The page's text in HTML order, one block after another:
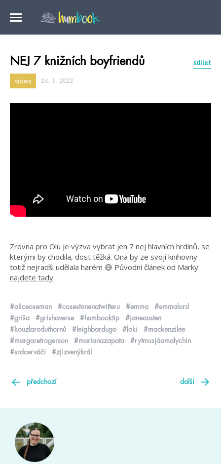
NEJ 7 knižních boyfriendů sdílet
videa 24. 1. 2022
Zrovna pro Olu je výzva vybrat jen 7 nej hlavních hrdinů, se
kterými by chodila, dost těžká. Ona by ze svojí knihovny
totiž nejradši udělala harém 😅 Původní článek od Marky
najdete tady.
#aliceoseman #cosestanenatwitteru #emma
#emmalord
#griša
#grishaverse #humbooktip
#janeausten
#kouzlaroduthornů
#leighbardugo #loki
#mackenzilee
#margaretrogerson
#marianazapata
#rytmusjáamalychin
#srdcerváči
#zjizvenýkrál
předchozí další